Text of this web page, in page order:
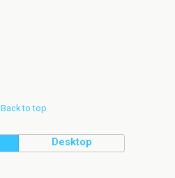
Back to top
Desktop